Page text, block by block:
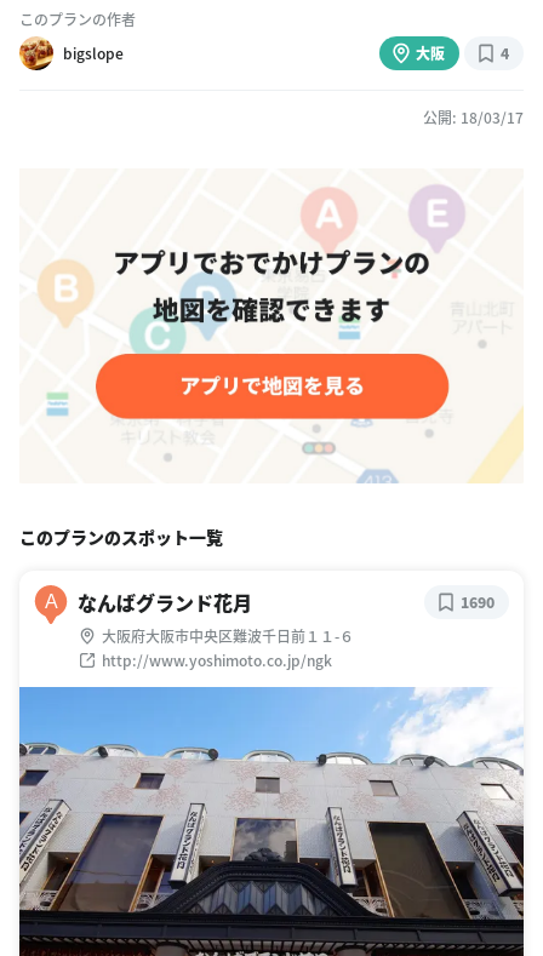
このプランの作者
bigslope
大阪 4
公開: 18/03/17
このプランのスポット一覧
A なんばグランド花月
大阪府大阪市中央区難波千日前１１-６
http://www.yoshimoto.co.jp/ngk
1690